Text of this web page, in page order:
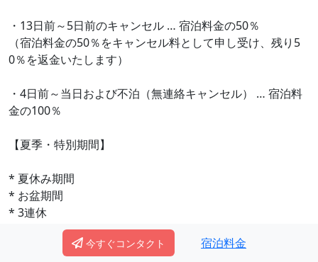
・13日前～5日前のキャンセル … 宿泊料金の50％
（宿泊料金の50％をキャンセル料として申し受け、残り5
0％を返金いたします）
・4日前～当日および不泊（無連絡キャンセル） … 宿泊料
金の100％
【夏季・特別期間】
* 夏休み期間
* お盆期間
* 3連休
今すぐコンタクト 宿泊料金